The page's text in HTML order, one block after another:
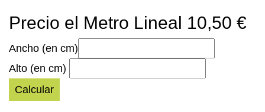
Precio el Metro Lineal 10,50 €
Ancho (en cm)
Alto (en cm)
Calcular